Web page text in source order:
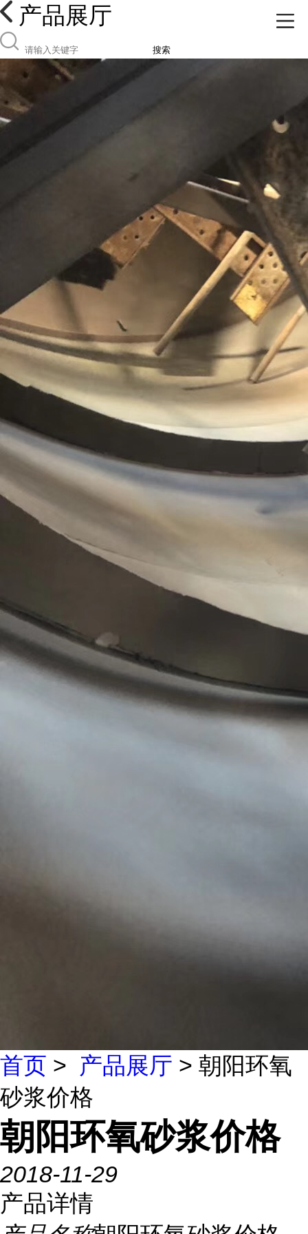
产品展厅
搜索
首页 > 产品展厅 > 朝阳环氧
砂浆价格
朝阳环氧砂浆价格
2018-11-29
产品详情